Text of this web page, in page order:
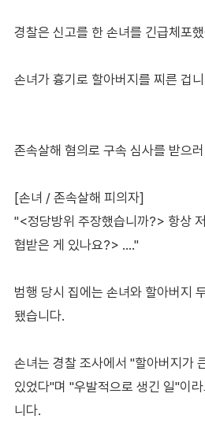
경찰은 신고를 한 손녀를 긴급체포
손녀가 흉기로 할아버지를 찌른 겁
존속살해 혐의로 구속 심사를 받으
[손녀 / 존속살해 피의자]
"<정당방위 주장했습니까?> 항상
협받은 게 있나요?> …."
범행 당시 집에는 손녀와 할아버지
됐습니다.
손녀는 경찰 조사에서 "할아버지가
있었다"며 "우발적으로 생긴 일"이
니다.